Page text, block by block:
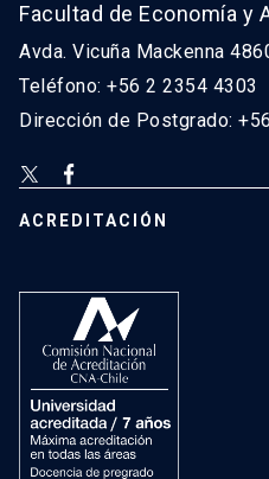
Facultad de Economía y
Avda. Vicuña Mackenna
Teléfono: +56 2 2354 4303
Dirección de Postgrado:
ACREDITACIÓN